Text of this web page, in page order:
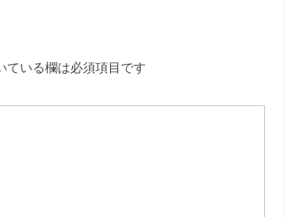
ている欄は必須項目です